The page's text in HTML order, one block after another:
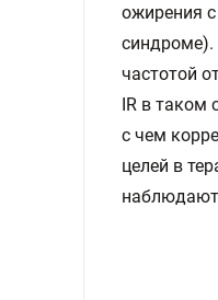
ожирения
синдроме).
частотой
IR в таком
с чем
целей в
наблюдают